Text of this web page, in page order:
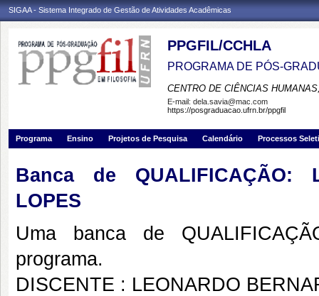
SIGAA - Sistema Integrado de Gestão de Atividades Acadêmicas
PPGFIL/CCHLA
PROGRAMA DE PÓS-
CENTRO DE CIÊNCIAS
E-mail: dela.savia@mac.com
https://posgraduacao.ufrn.br/ppgfil
Programa Ensino Projetos de Pesquisa Calendário Processos
Banca de QUALIFICAÇÃO:
LOPES
Uma banca de
programa.
DISCENTE : LEONARDO